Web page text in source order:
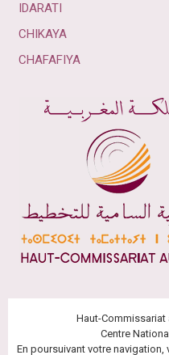
IDARATI
CHIKAYA
CHAFAFIYA
Haut-
Centre
En poursuivant votre